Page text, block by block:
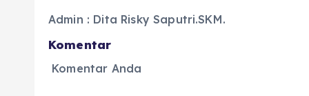
Admin : Dita Risky Saputri.SKM.
Komentar
Komentar Anda